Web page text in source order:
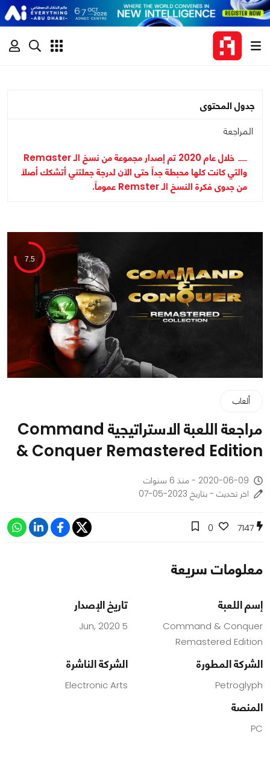
جدول المحتوى
المراجعة
خلال عام 2020 تم إصدار مجموعة من نسخ الـ Remaster
والتي كانت كلها محبطة جداً حتى الآن لدرجة جعلتني أتشكك أصلاً
من جدوى فكرة النسخ الـ Remster عموماً.
7.5
ألعاب
مراجعة اللعبة الاستراتيجية Command
& Conquer Remastered Edition
2020-06-09 - منذ 6 سنوات
اخر تحديث - بتاريخ 2023-05-07
7147
0
معلومات سريعة
إسم اللعبة
Command & Conquer
Remastered Edition
تاريخ الإصدار
5 Jun, 2020
الشركة المطورة
Petroglyph
الشركة الناشرة
Electronic Arts
المنصة
PC